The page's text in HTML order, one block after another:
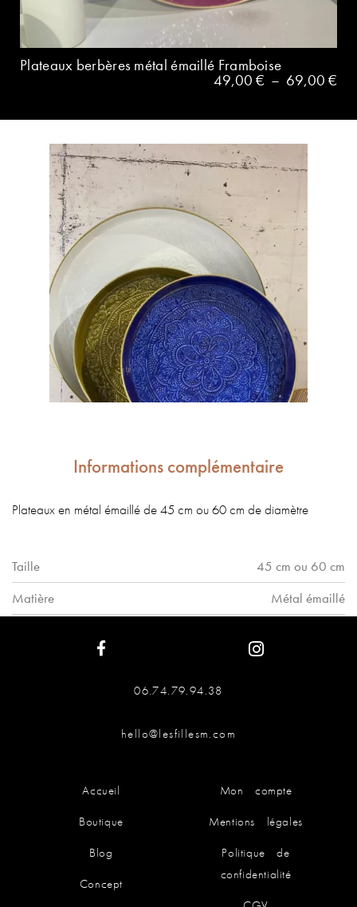
Plateaux berbères métal émaillé Framboise
49,00 € – 69,00 €
Informations complémentaire
Plateaux en métal émaillé de 45 cm ou 60 cm de diamètre
Taille
45 cm ou 60 cm
Matière
Métal émaillé
06.74.79.94.38
hello@lesfillesm.com
Accueil
Boutique
Blog
Concept
Mon compte
Mentions légales
Politique de
confidentialité